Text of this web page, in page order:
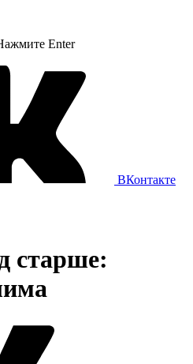
Enter
ВКонтакте
старше: